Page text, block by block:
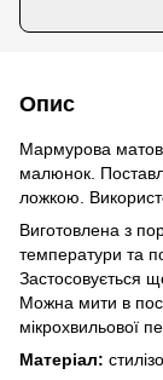
Опис
Мармурова
малюнок.
ложкою.
Виготовлена ​​з
температури та
Застосовується
Можна мити в
мікрохвильової
Матеріал: